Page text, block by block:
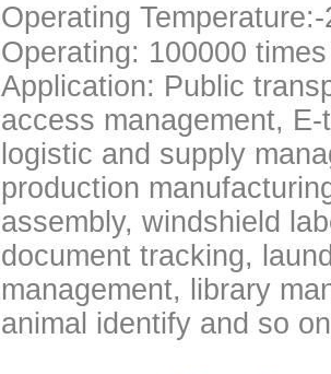
Operating
Operating: 100000 times
Application: Public
access management,
logistic and supply
production
assembly, windshield
document tracking,
management, library
animal identify and so